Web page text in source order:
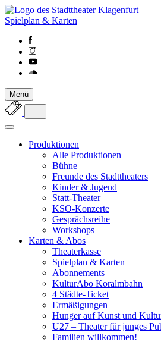
Spielplan & Karten
Menü
Produktionen
Alle Produktionen
Bühne
Freunde des Stadttheaters
Kinder & Jugend
Statt-Theater
KSO-Konzerte
Gesprächsreihe
Workshops
Karten & Abos
Theaterkasse
Spielplan & Karten
Abonnements
KulturAbo Koralmbahn
4 Städte-Ticket
Ermäßigungen
Hunger auf Kunst und
U27 – Theater für junges
Familien willkommen!